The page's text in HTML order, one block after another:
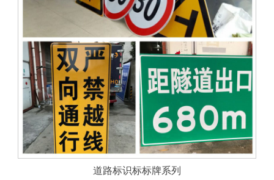
道路标识标标牌系列